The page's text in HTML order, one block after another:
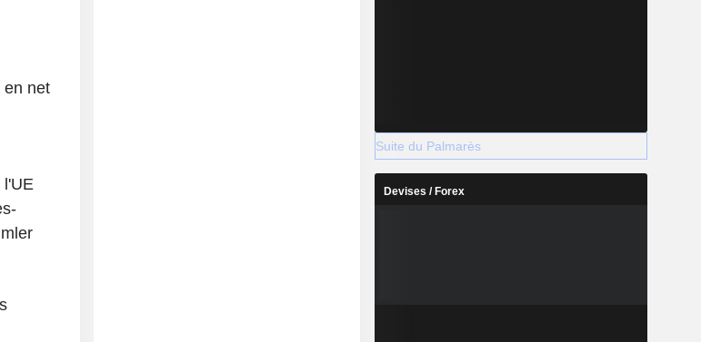
en net
Suite du Palmarès
Devises / Forex